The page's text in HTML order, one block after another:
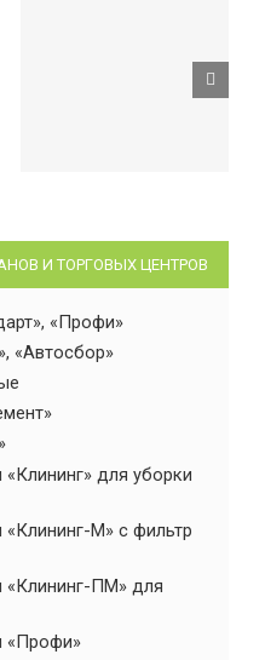
И ТОРГОВЫХ ЦЕНТРОВ
«Профи»
«Автосбор»
для уборки
М» с фильтр
«Клининг-ПМ» для
«Профи»